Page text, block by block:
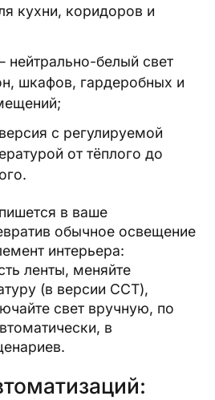
кухни, коридоров и
нейтрально-белый свет
шкафов, гардеробных и
с регулируемой
от тёплого до
в ваше
обычное освещение
интерьера:
ленты, меняйте
(в версии CCT),
свет вручную, по
в